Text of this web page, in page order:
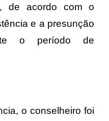
de acordo com o
e a presunção
o período de
o conselheiro foi